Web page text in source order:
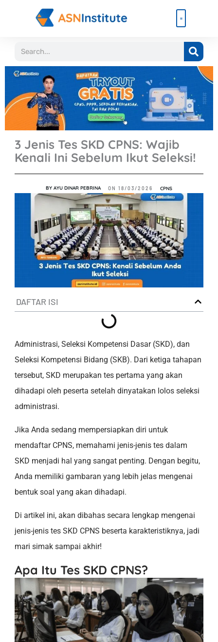
Search
3 Jenis Tes SKD CPNS: Wajib
Kenali Ini Sebelum Ikut Seleksi!
BY AYU DINAR PEBRINA ON 18/03/2026 CPNS
DAFTAR ISI
Administrasi, Seleksi Kompetensi Dasar (SKD), dan
Seleksi Kompetensi Bidang (SKB). Dari ketiga tahapan
tersebut, SKD merupakan tes pertama yang akan
dihadapi oleh peserta setelah dinyatakan lolos seleksi
administrasi.
Jika Anda sedang mempersiapkan diri untuk
mendaftar CPNS, memahami jenis-jenis tes dalam
SKD menjadi hal yang sangat penting. Dengan begitu,
Anda memiliki gambaran yang lebih jelas mengenai
bentuk soal yang akan dihadapi.
Di artikel ini, akan dibahas secara lengkap mengenai
jenis-jenis tes SKD CPNS beserta karakteristiknya, jadi
mari simak sampai akhir!
Apa Itu Tes SKD CPNS?